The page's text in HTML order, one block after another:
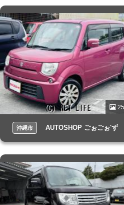
沖縄市 AUTOSHOP ごぉごぉ'ず